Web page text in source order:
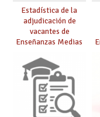
Estadística de la
adjudicación de
vacantes de
Enseñanzas Medias